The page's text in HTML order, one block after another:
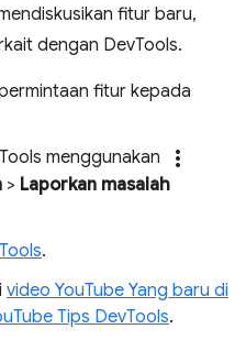
fitur baru,
dengan DevTools.
fitur kepada
menggunakan
more_vert
> Laporkan masalah
.
video YouTube Yang baru di
Tips DevTools.